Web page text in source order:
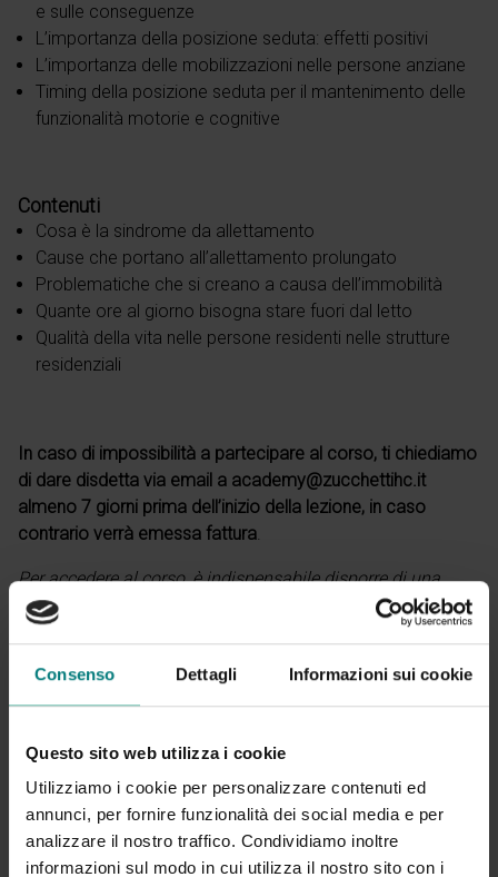
Consenso Dettagli Informazioni sui cookie
Questo sito web utilizza i cookie
Utilizziamo i cookie per personalizzare contenuti ed
annunci, per fornire funzionalità dei social media e per
analizzare il nostro traffico. Condividiamo inoltre
informazioni sul modo in cui utilizza il nostro sito con i
e sulle conseguenze
L’importanza della posizione seduta: effetti positivi
L’importanza delle mobilizzazioni nelle persone anziane
Timing della posizione seduta per il mantenimento delle
funzionalità motorie e cognitive
Contenuti
Cosa è la sindrome da allettamento
Cause che portano all’allettamento prolungato
Problematiche che si creano a causa dell’immobilità
Quante ore al giorno bisogna stare fuori dal letto
Qualità della vita nelle persone residenti nelle strutture
residenziali
In caso di impossibilità a partecipare al corso, ti chiediamo
di dare disdetta via email a academy@zucchettihc.it
almeno 7 giorni prima dell’inizio della lezione, in caso
contrario verrà emessa fattura.
Per accedere al corso, è indispensabile disporre di una
connessione Internet stabile e di un dispositivo compatibile
(PC, tablet o smartphone) dotato di microfono e webcam.È
consentire al docente di interagire con i partecipanti e
garantire un’esperienza di apprendimento più coinvolgente.
virtuale verrà attivata 30 minuti prima dell’inizio del corso.